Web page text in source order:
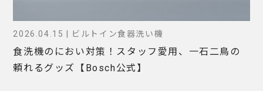
2026.04.15 | ビルトイン食器洗い機
食洗機のにおい対策！スタッフ愛用、一石二鳥の
頼れるグッズ【Bosch公式】